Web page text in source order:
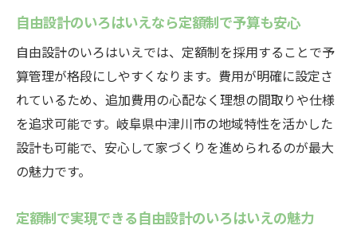
自由設計のいろはいえで実現した家事動線
の工夫集
いろはいえ施工例で評判の高いアイデアを
紹介
自由設計のいろはいえ施工例に学ぶ快適な
間取り提案
しやすさ
自由設計のいろはいえなら定額制で予算も安心
自由設計のいろはいえでは、定額制を採用することで予
算管理が格段にしやすくなります。費用が明確に設定さ
れているため、追加費用の心配なく理想の間取りや仕様
を追求可能です。岐阜県中津川市の地域特性を活かした
設計も可能で、安心して家づくりを進められるのが最大
の魅力です。
定額制で実現できる自由設計のいろはいえの魅力